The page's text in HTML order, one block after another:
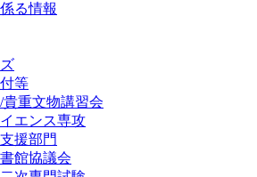
る情報
等
重文物講習会
エンス専攻
援部門
館協議会